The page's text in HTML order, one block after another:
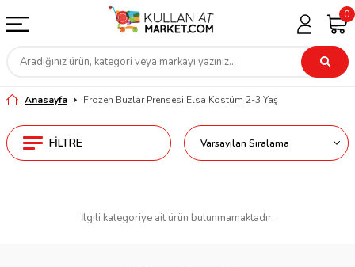
0
Anasayfa Frozen Buzlar Prensesi Elsa Kostüm 2-3 Yaş
FILTRE
İlgili kategoriye ait ürün bulunmamaktadır.